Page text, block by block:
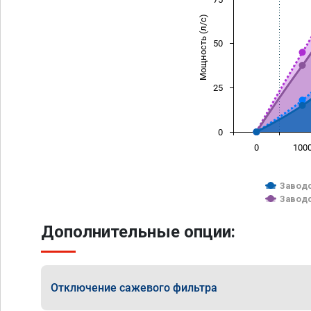
Мощность (л/с)
0
0
25
50
Дополнительные опции:
Отключение сажевого фильтра